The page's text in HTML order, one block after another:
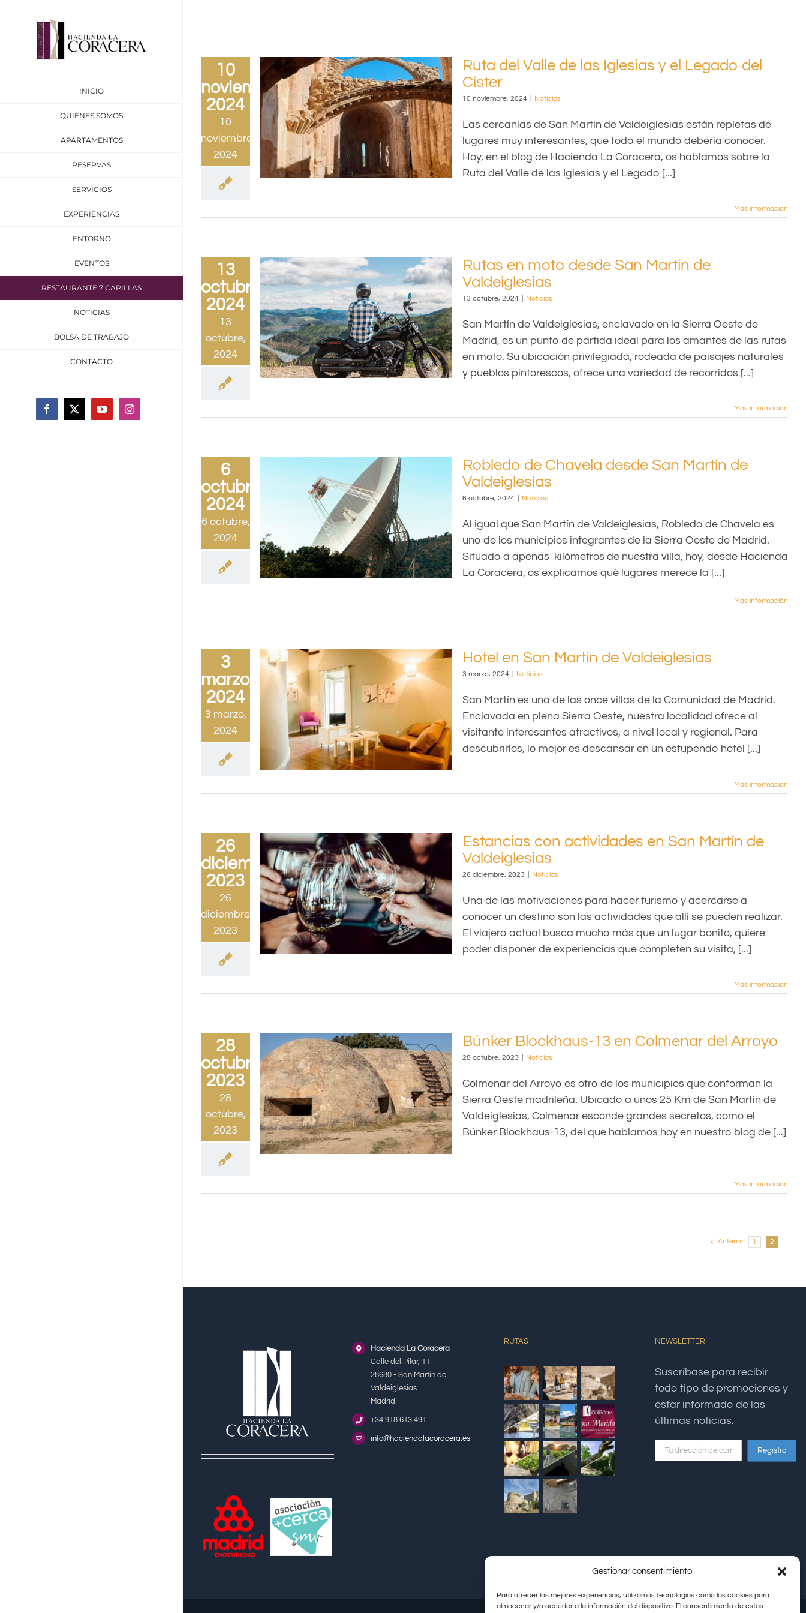
Gestionar consentimiento
Para ofrecer las mejores experiencias, utilizamos tecnologías como las cookies para
almacenar y/o acceder a la información del dispositivo. El consentimiento de estas
contenido
INICIO
QUIÉNES SOMOS
APARTAMENTOS
RESERVAS
SERVICIOS
EXPERIENCIAS
ENTORNO
EVENTOS
RESTAURANTE 7 CAPILLAS
NOTICIAS
BOLSA DE TRABAJO
CONTACTO
Facebook
X YouTubeInstagram
10
noviembre,
2024
10
noviembre,
2024
Ruta del Valle de las Iglesias y el Legado del
Císter
10 noviembre, 2024 Noticias
Las cercanías de San Martín de Valdeiglesias están repletas de
lugares muy interesantes, que todo el mundo debería conocer.
Hoy, en el blog de Hacienda La Coracera, os hablamos sobre la
Ruta del Valle de las Iglesias y el Legado [...]
Más información
13
octubre,
2024
13
octubre,
2024
Rutas en moto desde San Martín de
Valdeiglesias
13 octubre, 2024 Noticias
San Martín de Valdeiglesias, enclavado en la Sierra Oeste de
Madrid, es un punto de partida ideal para los amantes de las rutas
en moto. Su ubicación privilegiada, rodeada de paisajes naturales
y pueblos pintorescos, ofrece una variedad de recorridos [...]
Más información
6
octubre,
2024
6 octubre,
2024
Robledo de Chavela desde San Martín de
Valdeiglesias
6 octubre, 2024 Noticias
Al igual que San Martín de Valdeiglesias, Robledo de Chavela es
uno de los municipios integrantes de la Sierra Oeste de Madrid.
Situado a apenas kilómetros de nuestra villa, hoy, desde Hacienda
La Coracera, os explicamos qué lugares merece la [...]
Más información
3
marzo,
2024
3 marzo,
2024
Hotel en San Martín de Valdeiglesias
3 marzo, 2024 Noticias
San Martín es una de las once villas de la Comunidad de Madrid.
Enclavada en plena Sierra Oeste, nuestra localidad ofrece al
visitante interesantes atractivos, a nivel local y regional. Para
descubrirlos, lo mejor es descansar en un estupendo hotel [...]
Más información
26
diciembre,
2023
26
diciembre,
2023
Estancias con actividades en San Martín de
Valdeiglesias
26 diciembre, 2023 Noticias
Una de las motivaciones para hacer turismo y acercarse a
conocer un destino son las actividades que allí se pueden realizar.
El viajero actual busca mucho más que un lugar bonito, quiere
poder disponer de experiencias que completen su visita, [...]
Más información
28
octubre,
2023
28
octubre,
2023
Búnker Blockhaus-13 en Colmenar del Arroyo
28 octubre, 2023 Noticias
Colmenar del Arroyo es otro de los municipios que conforman la
Sierra Oeste madrileña. Ubicado a unos 25 Km de San Martín de
Valdeiglesias, Colmenar esconde grandes secretos, como el
Búnker Blockhaus-13, del que hablamos hoy en nuestro blog de [...]
Más información
Anterior 1 2
Hacienda La Coracera
Calle del Pilar, 11
28680 - San Martín de
Valdeiglesias
Madrid
+34 918 613 491
info@haciendalacoracera.es
RUTAS NEWSLETTER
Suscríbase para recibir
todo tipo de promociones y
estar informado de las
últimas noticias.